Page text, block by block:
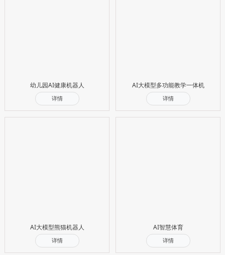
幼儿园AI健康机器人
详情
AI大模型多功能教学一体机
详情
AI大模型熊猫机器人
详情
AI智慧体育
详情